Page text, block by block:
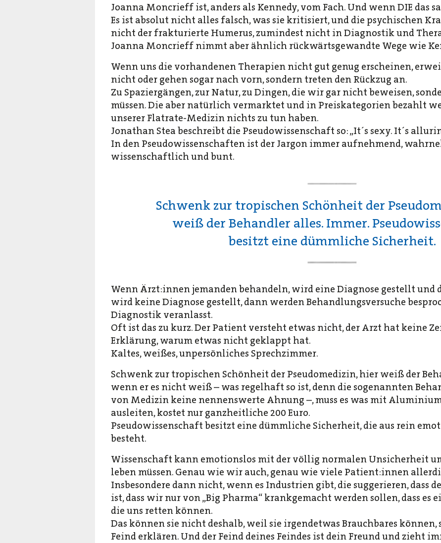
Joanna Moncrieff ist, anders als Kennedy, vom Fach. Und wenn DIE das
Es ist absolut nicht alles falsch, was sie kritisiert, und die psychischen
nicht der frakturierte Humerus, zumindest nicht in Diagnostik und
Joanna Moncrieff nimmt aber ähnlich rückwärtsgewandte Wege wie
Wenn uns die vorhandenen Therapien nicht gut genug erscheinen,
nicht oder gehen sogar nach vorn, sondern treten den Rückzug an.
Zu Spaziergängen, zur Natur, zu Dingen, die wir gar nicht beweisen,
müssen. Die aber natürlich vermarktet und in Preiskategorien bezahlt
unserer Flatrate-Medizin nichts zu tun haben.
Jonathan Stea beschreibt die Pseudowissenschaft so: „It´s sexy. It´s
In den Pseudowissenschaften ist der Jargon immer aufnehmend,
wissenschaftlich und bunt.
Schwenk zur tropischen Schönheit der
weiß der Behandler alles. Immer.
besitzt eine dümmliche Sicherheit.
Wenn Ärzt:innen jemanden behandeln, wird eine Diagnose gestellt und
wird keine Diagnose gestellt, dann werden Behandlungsversuche
Diagnostik veranlasst.
Oft ist das zu kurz. Der Patient versteht etwas nicht, der Arzt hat keine
Erklärung, warum etwas nicht geklappt hat.
Kaltes, weißes, unpersönliches Sprechzimmer.
Schwenk zur tropischen Schönheit der Pseudomedizin, hier weiß der
wenn er es nicht weiß – was regelhaft so ist, denn die sogenannten
von Medizin keine nennenswerte Ahnung –, muss es was mit
ausleiten, kostet nur ganzheitliche 200 Euro.
Pseudowissenschaft besitzt eine dümmliche Sicherheit, die aus rein
besteht.
Wissenschaft kann emotionslos mit der völlig normalen Unsicherheit
leben müssen. Genau wie wir auch, genau wie viele Patient:innen
Insbesondere dann nicht, wenn es Industrien gibt, die suggerieren, dass
ist, dass wir nur von „Big Pharma“ krankgemacht werden sollen, dass es
die uns retten können.
Das können sie nicht deshalb, weil sie irgendetwas Brauchbares können,
Feind erklären. Und der Feind deines Feindes ist dein Freund und zieht